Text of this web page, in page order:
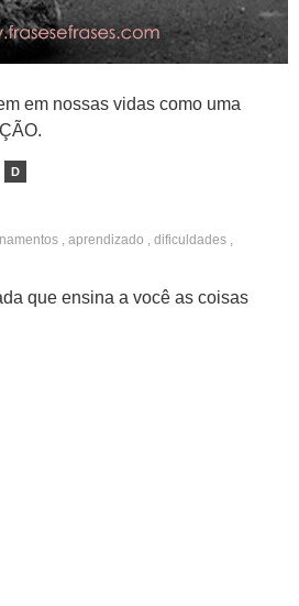
em nossas vidas como uma
D
, aprendizado , dificuldades ,
que ensina a você as coisas